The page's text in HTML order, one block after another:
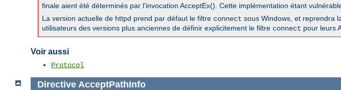
finale aient été déterminés par l'invocation AcceptEx(). Cette implémentation étant
La version actuelle de httpd prend par défaut le filtre connect sous Windows, et reprendra
utilisateurs des versions plus anciennes de définir explicitement le filtre connect pour leurs
Voir aussi
Protocol
Directive AcceptPathInfo